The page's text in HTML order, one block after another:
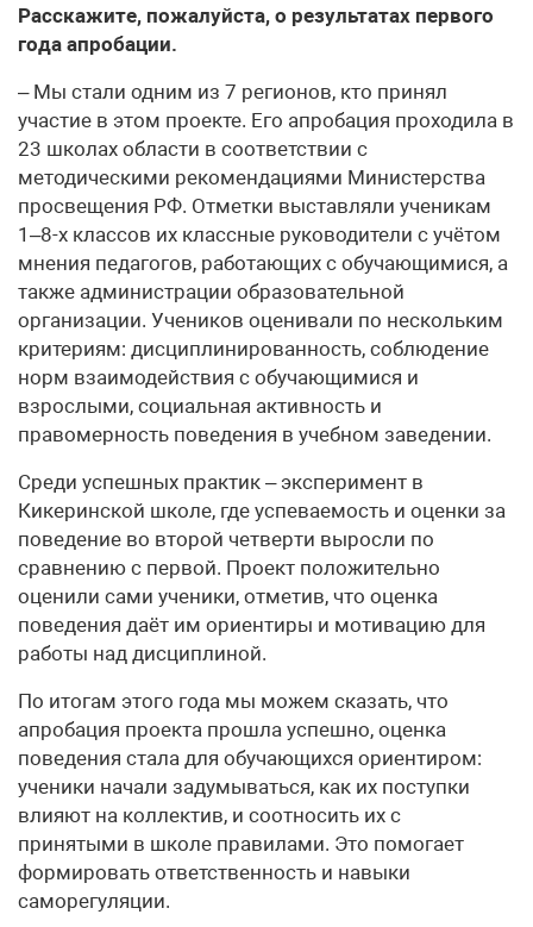
Расскажите, пожалуйста, о результатах первого
года апробации.
– Мы стали одним из 7 регионов, кто принял
участие в этом проекте. Его апробация проходила в
23 школах области в соответствии с
методическими рекомендациями Министерства
просвещения РФ. Отметки выставляли ученикам
1–8-х классов их классные руководители с учётом
мнения педагогов, работающих с обучающимися, а
также администрации образовательной
организации. Учеников оценивали по нескольким
критериям: дисциплинированность, соблюдение
норм взаимодействия с обучающимися и
взрослыми, социальная активность и
правомерность поведения в учебном заведении.
Среди успешных практик – эксперимент в
Кикеринской школе, где успеваемость и оценки за
поведение во второй четверти выросли по
сравнению с первой. Проект положительно
оценили сами ученики, отметив, что оценка
поведения даёт им ориентиры и мотивацию для
работы над дисциплиной.
По итогам этого года мы можем сказать, что
апробация проекта прошла успешно, оценка
поведения стала для обучающихся ориентиром:
ученики начали задумываться, как их поступки
влияют на коллектив, и соотносить их с
принятыми в школе правилами. Это помогает
формировать ответственность и навыки
саморегуляции.